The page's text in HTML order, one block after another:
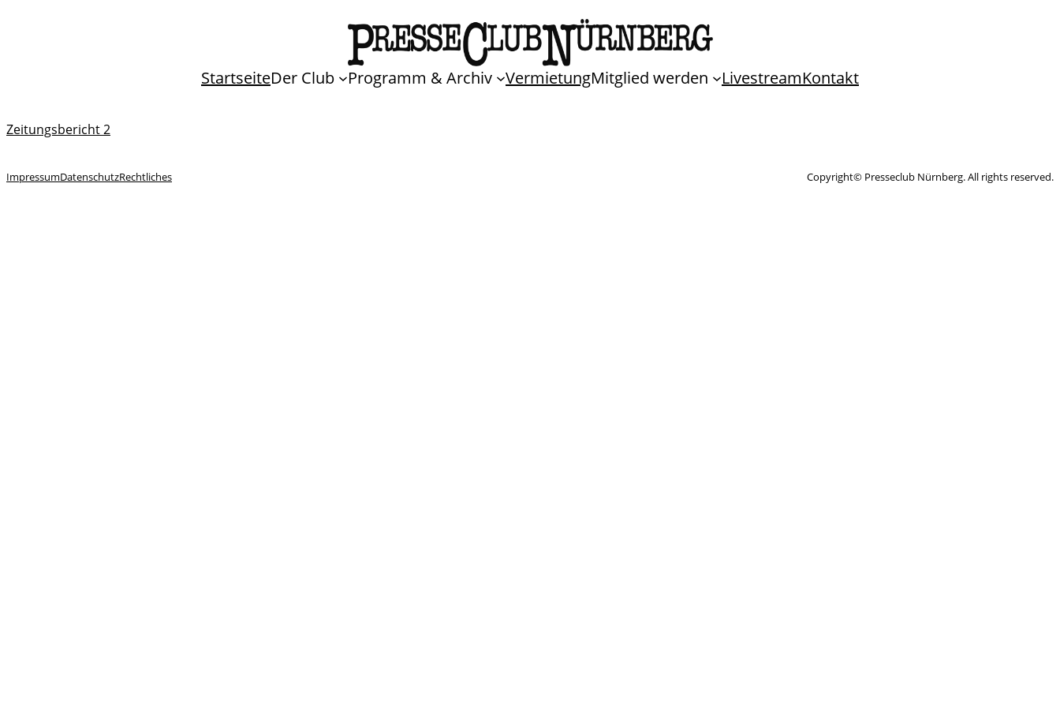
StartseiteDer Club Programm & Archiv VermietungMitglied werden LivestreamKontakt
Zeitungsbericht 2
ImpressumDatenschutzRechtliches Copyright© Presseclub Nürnberg. All rights reserved.